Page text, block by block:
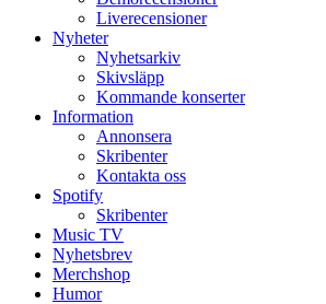
Liverecensioner
Nyheter
Nyhetsarkiv
Skivsläpp
Kommande konserter
Information
Annonsera
Skribenter
Kontakta oss
Spotify
Skribenter
Music TV
Nyhetsbrev
Merchshop
Humor